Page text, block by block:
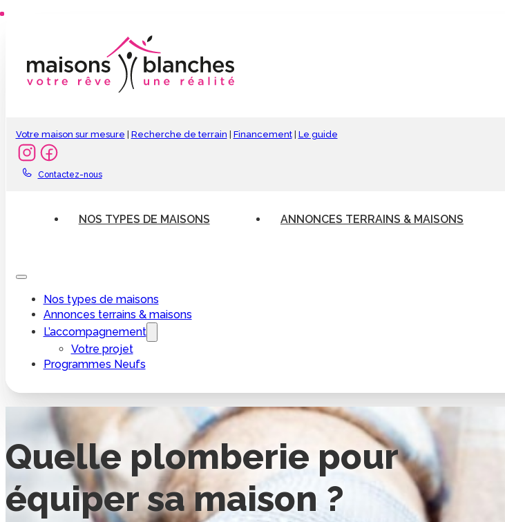
Votre maison sur mesure | Recherche de terrain | Financement| Le guide
Contactez-nous
NOS TYPES DE MAISONS ANNONCES TERRAINS & MAISONS
Nos types de maisons
Annonces terrains & maisons
L’accompagnement
Votre projet
Programmes Neufs
Quelle plomberie pour
équiper sa maison ?